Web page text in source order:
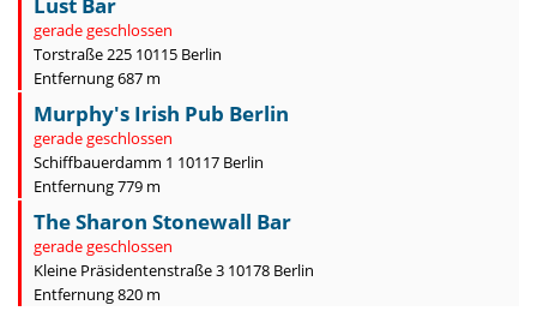
gerade geschlossen
Torstraße 225 10115 Berlin
Entfernung 687 m
Murphy's Irish Pub Berlin
gerade geschlossen
Schiffbauerdamm 1 10117 Berlin
Entfernung 779 m
The Sharon Stonewall Bar
gerade geschlossen
Kleine Präsidentenstraße 3 10178 Berlin
Entfernung 820 m